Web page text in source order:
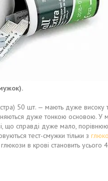
50 шт. — мають дуже високу
дуже тонкою основою.
що справді дуже мало,
тест-смужки тільки з
в крові становить